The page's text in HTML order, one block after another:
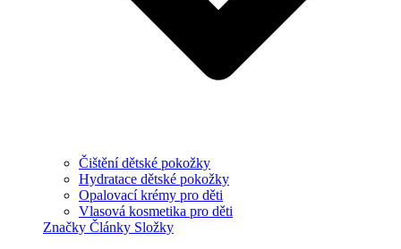
Čištění dětské pokožky
Hydratace dětské pokožky
Opalovací krémy pro děti
Vlasová kosmetika pro děti
Značky Články Složky